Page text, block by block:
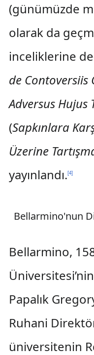
(günümüzde
olarak da
inceliklerine
de Contoversiis
Adversus Hujus
(Sapkınlara
Üzerine
yayınlandı.[4]
Bellarmino'nun
Bellarmino,
Papalık
Ruhani
üniversitenin